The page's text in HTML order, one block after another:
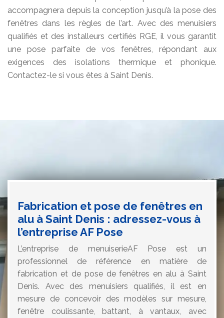
accompagnera depuis la conception jusqu’à la pose des
fenêtres dans les règles de l’art. Avec des menuisiers
qualifiés et des installeurs certifiés RGE, il vous garantit
une pose parfaite de vos fenêtres, répondant aux
exigences des isolations thermique et phonique.
Contactez-le si vous êtes à Saint Denis.
Fabrication et pose de fenêtres en
alu à Saint Denis : adressez-vous à
l’entreprise AF Pose
L’entreprise de menuiserieAF Pose est un
professionnel de référence en matière de
fabrication et de pose de fenêtres en alu à Saint
Denis. Avec des menuisiers qualifiés, il est en
mesure de concevoir des modèles sur mesure,
fenêtre coulissante, battant, à vantaux, avec